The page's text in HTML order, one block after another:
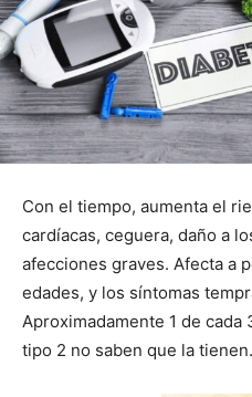
Con el tiempo, aumenta el
cardíacas, ceguera, daño a
afecciones graves. Afecta a
edades, y los síntomas
Aproximadamente 1 de
tipo 2 no saben que la tienen.